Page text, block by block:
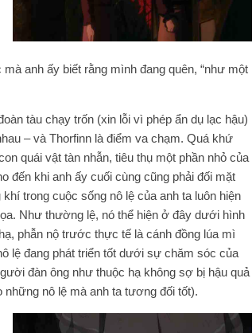
anh ấy biết rằng mình đang quên, “như một
tàu chạy trốn (xin lỗi vì phép ẩn dụ lạc hậu)
– và Thorfinn là điểm va chạm. Quá khứ
quái vật tàn nhẫn, tiêu thụ một phần nhỏ của
đến khi anh ấy cuối cùng cũng phải đối mặt
trong cuộc sống nô lệ của anh ta luôn hiện
Như thường lệ, nó thể hiện ở đây dưới hình
phẫn nộ trước thực tế là cánh đồng lúa mì
lệ đang phát triển tốt dưới sự chăm sóc của
đàn ông như thuộc hạ không sợ bị hậu quả
nô lệ mà anh ta tương đối tốt).